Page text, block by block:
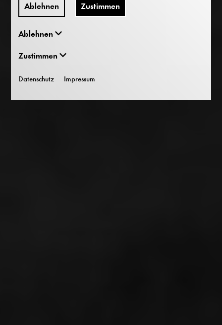
Ablehnen Zustimmen
Ablehnen
Zustimmen
Datenschutz Impressum